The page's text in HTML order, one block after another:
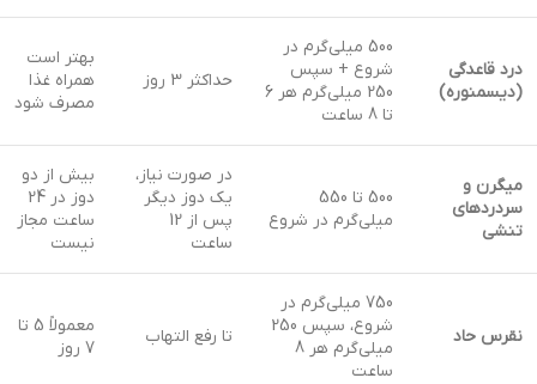
درد قاعدگی
(دیسمنوره)
500 میلی‌گرم در
شروع + سپس
250 میلی‌گرم هر 6
تا 8 ساعت
حداکثر 3 روز
بهتر است
همراه غذا
مصرف شود
میگرن و
سردردهای
تنشی
500 تا 550
میلی‌گرم در شروع
در صورت نیاز،
یک دوز دیگر
پس از 12
ساعت
بیش از دو
دوز در 24
ساعت مجاز
نیست
نقرس حاد
750 میلی‌گرم در
شروع، سپس 250
میلی‌گرم هر 8
ساعت
تا رفع التهاب
معمولاً 5 تا
7 روز